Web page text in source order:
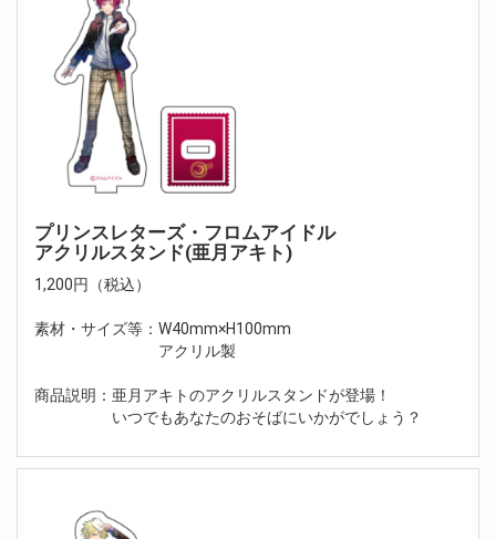
プリンスレターズ・フロムアイドル
アクリルスタンド(亜月アキト)
1,200円（税込）
素材・サイズ等：W40mm×H100mm
アクリル製
商品説明：亜月アキトのアクリルスタンドが登場！
いつでもあなたのおそばにいかがでしょう？